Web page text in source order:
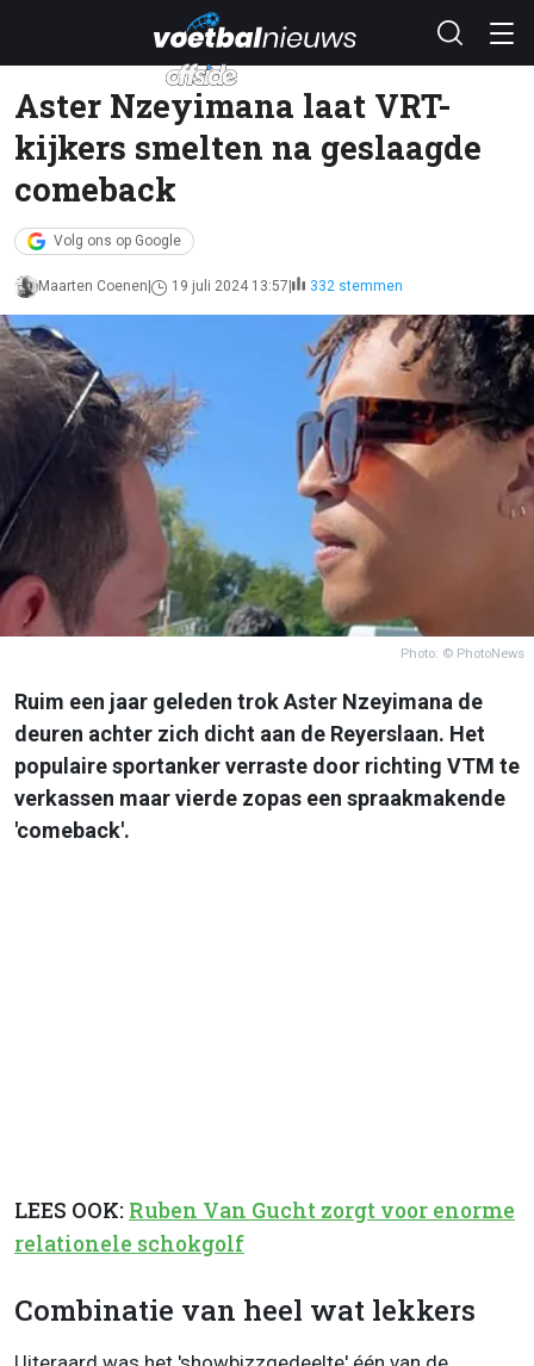
Aster Nzeyimana laat VRT-
kijkers smelten na geslaagde
comeback
Volg ons op Google
Maarten Coenen 19 juli 2024 13:57 332 stemmen
Photo: © PhotoNews
Ruim een jaar geleden trok Aster Nzeyimana de
deuren achter zich dicht aan de Reyerslaan. Het
populaire sportanker verraste door richting VTM te
verkassen maar vierde zopas een spraakmakende
'comeback'.
LEES OOK: Ruben Van Gucht zorgt voor enorme
relationele schokgolf
Combinatie van heel wat lekkers